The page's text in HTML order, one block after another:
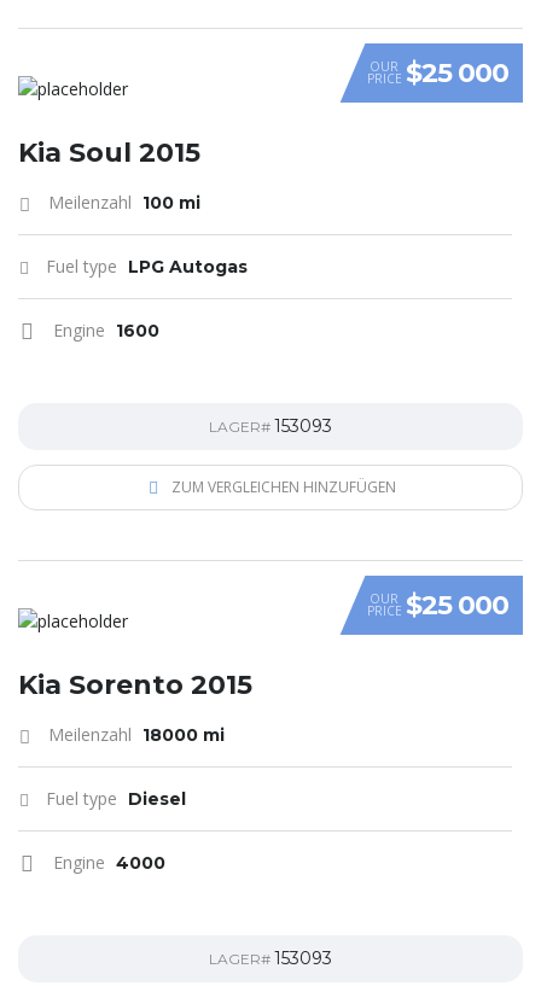
VIDEO
OUR
PRICE $25 000
Kia Soul 2015
Meilenzahl 100 mi
Fuel type LPG Autogas
Engine 1600
LAGER# 153093
ZUM VERGLEICHEN HINZUFÜGEN
OUR
PRICE $25 000
Kia Sorento 2015
Meilenzahl 18000 mi
Fuel type Diesel
Engine 4000
LAGER# 153093